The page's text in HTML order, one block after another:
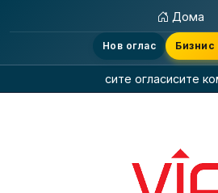
Дома
Нов оглас
сите огласисите